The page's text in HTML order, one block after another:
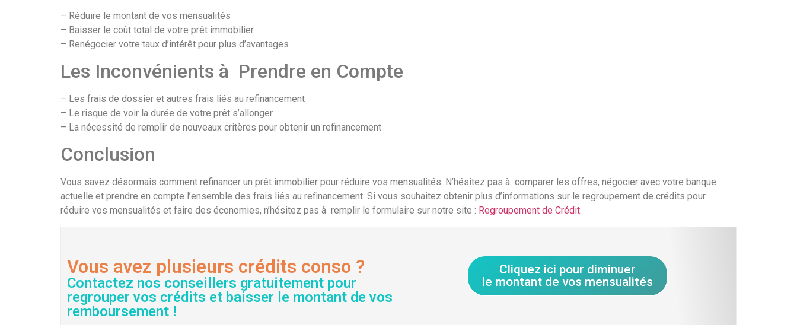
– Réduire le montant de vos mensualités
– Baisser le coût total de votre prêt immobilier
– Renégocier votre taux d’intérêt pour plus d’avantages
Les Inconvénients à Prendre en Compte
– Les frais de dossier et autres frais liés au refinancement
– Le risque de voir la durée de votre prêt s’allonger
– La nécessité de remplir de nouveaux critères pour obtenir un refinancement
Conclusion
Vous savez désormais comment refinancer un prêt immobilier pour réduire vos mensualités. N’hésitez pas à comparer les offres, négocier avec votre banque
actuelle et prendre en compte l’ensemble des frais liés au refinancement. Si vous souhaitez obtenir plus d’informations sur le regroupement de crédits pour
réduire vos mensualités et faire des économies, n’hésitez pas à remplir le formulaire sur notre site : Regroupement de Crédit.
Vous avez plusieurs crédits conso ?
Contactez nos conseillers gratuitement pour
regrouper vos crédits et baisser le montant de vos
remboursement !
Cliquez ici pour diminuer
le montant de vos mensualités